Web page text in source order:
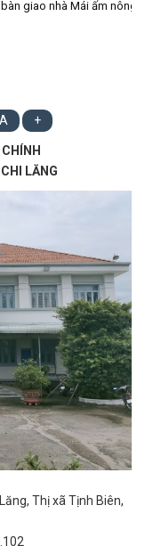
Mái ấm nông dân cho hội
+
LĂNG
Thị xã Tịnh Biên,